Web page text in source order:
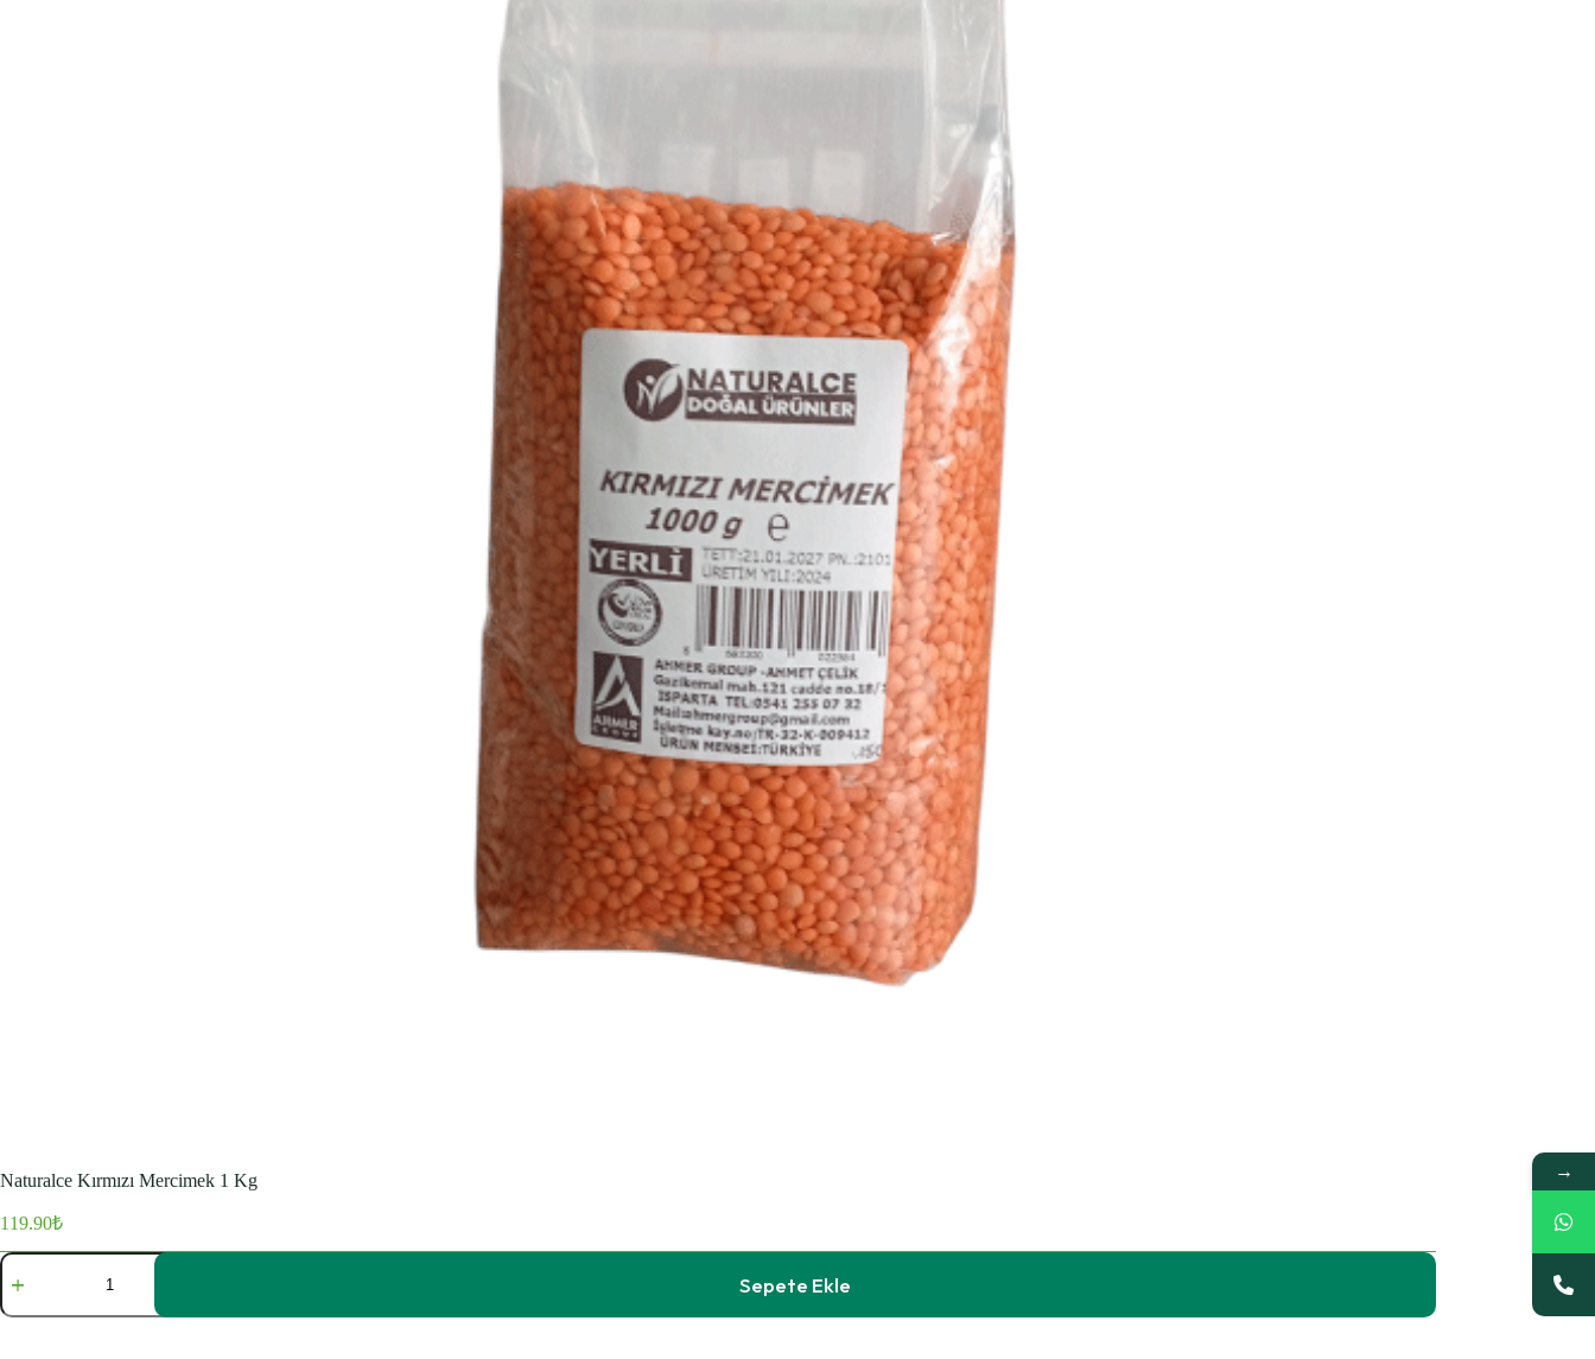
Naturalce Kırmızı Mercimek 1 Kg
119.90₺
Naturalce
Kırmızı
1
Sepete Ekle
→